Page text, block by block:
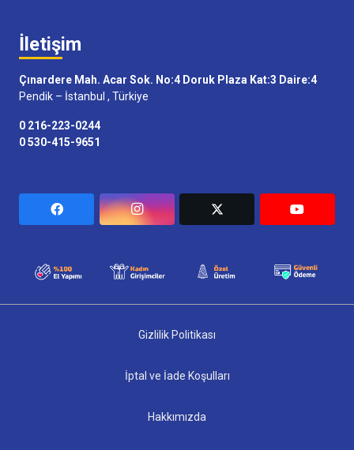
İletişim
Çınardere Mah. Acar Sok. No:4 Doruk Plaza Kat:3 Daire:4
Pendik – İstanbul , Türkiye
0 216-223-0244
0 530-415-9651
Gizlilik Politikası
İptal ve İade Koşulları
Hakkımızda